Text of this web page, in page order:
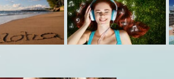
(例）
カ
フ
ェ